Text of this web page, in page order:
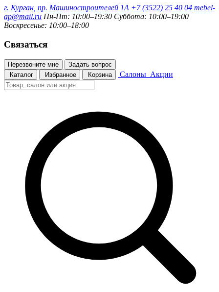
г. Курган, пр. Машиностроителей 1А +7 (3522) 25 40 04 mebel-
ap@mail.ru Пн-Пт: 10:00–19:30 Суббота: 10:00–19:00
Воскресенье: 10:00–18:00
Связаться
Перезвоните мне
Задать вопрос
Каталог
Избранное Корзина Салоны Акции